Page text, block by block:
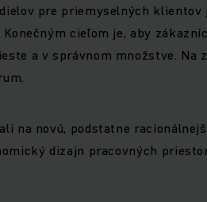
pre priemyselných klientov
cieľom je, aby
a v správnom množstve. Na
na novú, podstatne
dizajn pracovných